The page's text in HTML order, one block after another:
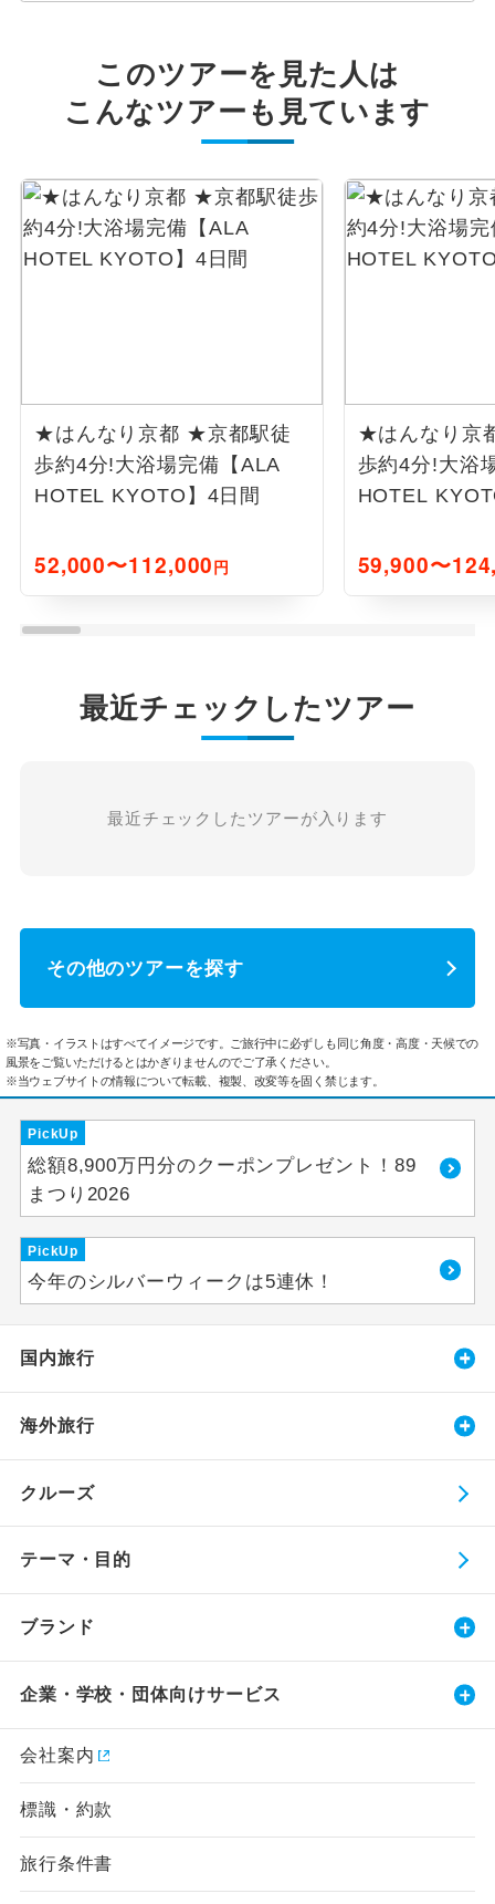
このツアーを見た人は
こんなツアーも見ています
★はんなり京都 ★京都駅徒
歩約4分!大浴場完備【ALA
HOTEL KYOTO】4日間
52,000〜112,000円
★はんなり京
歩約4分!大浴
HOTEL
59,900〜
最近チェックしたツアー
最近チェックしたツアーが入ります
その他のツアーを探す
※写真・イラストはすべてイメージです。ご旅行中に必ずしも同じ角度・高度・天候での
風景をご覧いただけるとはかぎりませんのでご了承ください。
※当ウェブサイトの情報について転載、複製、改変等を固く禁じます。
PickUp
総額8,900万円分のクーポンプレゼント！89
まつり2026
PickUp
今年のシルバーウィークは5連休！
国内旅行
海外旅行
クルーズ
テーマ・目的
ブランド
企業・学校・団体向けサービス
会社案内
標識・約款
旅行条件書